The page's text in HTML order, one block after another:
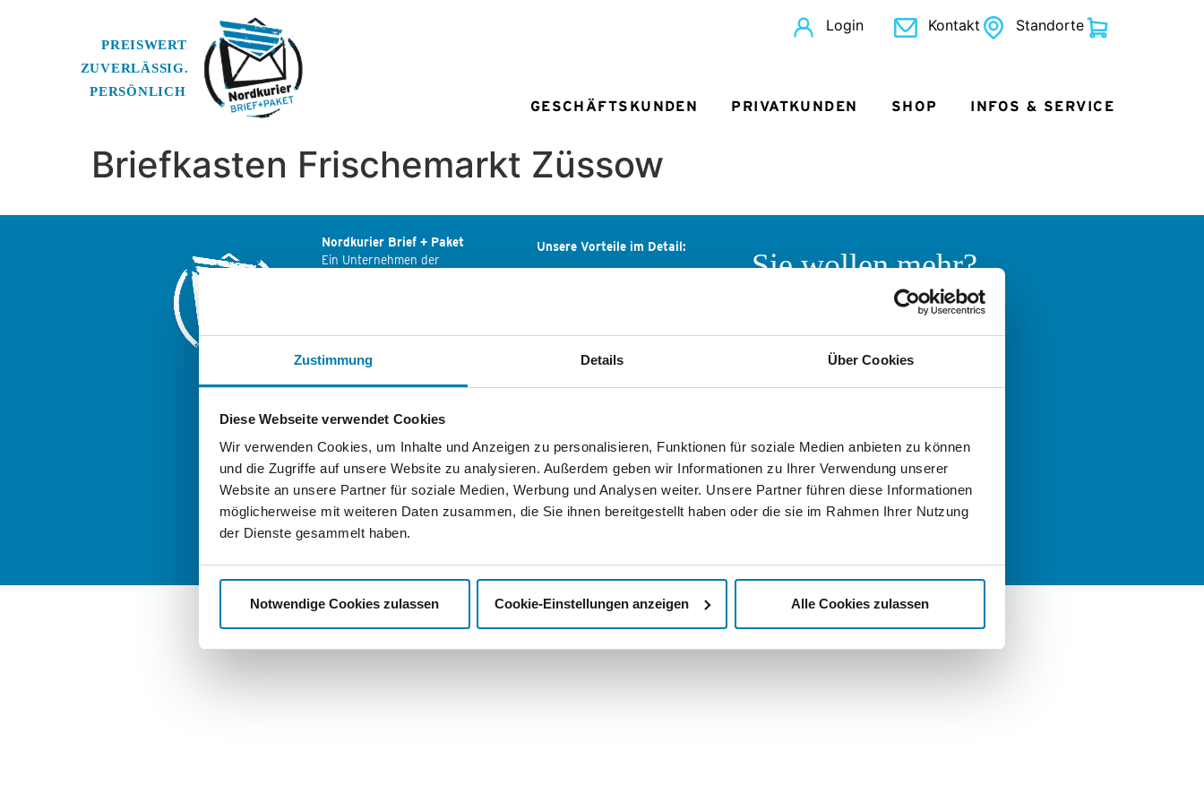
Zustimmung Details Über Cookies
Diese Webseite verwendet Cookies
Wir verwenden Cookies, um Inhalte und Anzeigen zu personalisieren, Funktionen für soziale Medien anbieten zu können
und die Zugriffe auf unsere Website zu analysieren. Außerdem geben wir Informationen zu Ihrer Verwendung unserer
Website an unsere Partner für soziale Medien, Werbung und Analysen weiter. Unsere Partner führen diese Informationen
möglicherweise mit weiteren Daten zusammen, die Sie ihnen bereitgestellt haben oder die sie im Rahmen Ihrer Nutzung
der Dienste gesammelt haben.
Notwendige Cookies zulassen Cookie-Einstellungen anzeigen Alle Cookies zulassen
Login Kontakt Standorte
GESCHÄFTSKUNDEN PRIVATKUNDEN SHOP INFOS & SERVICE
Briefkasten Frischemarkt Züssow
Nordkurier Brief + Paket
Ein Unternehmen der
Weitere Logistik Services
der Nordkurier Mediengruppe:
nordkurier-mediengruppe.de
Unsere Vorteile im Detail:
Rechnung statt Vorkasse
Passgenaue Frankierung
Unsere AGB
Ihr Widerrufsrecht
Datenschutzerklärung
Sie wollen mehr?
Wir helfen gern!
Nordkurier Logistik oder der Nordkurier
persönlich informieren und beraten
>Kontakt